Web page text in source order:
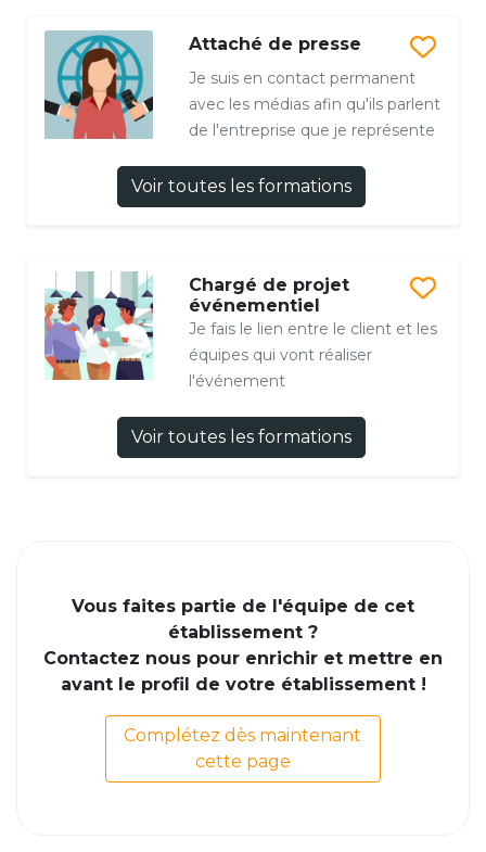
Attaché de presse
Je suis en contact permanent
avec les médias afin qu'ils parlent
de l'entreprise que je représente
Voir toutes les formations
Chargé de projet
événementiel
Je fais le lien entre le client et les
équipes qui vont réaliser
l'événement
Voir toutes les formations
Vous faites partie de l'équipe de cet
établissement ?
Contactez nous pour enrichir et mettre en
avant le profil de votre établissement !
Complétez dès maintenant
cette page